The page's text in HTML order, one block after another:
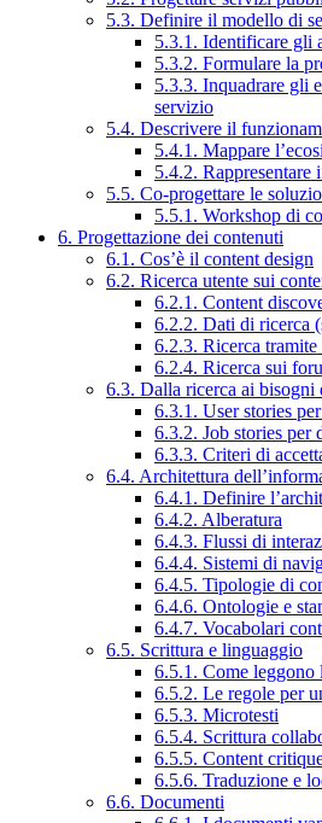
5.3. Definire il modello di
5.3.1. Identificare gli
5.3.2. Formulare la
5.3.3. Inquadrare gli
servizio
5.4. Descrivere il
5.4.1. Mappare
5.4.2.
5.5. Co-progettare le
5.5.1. Workshop di
6. Progettazione dei contenuti
6.1. Cos’è il content design
6.2. Ricerca utente sui
6.2.1. Content
6.2.2. Dati di ricerca
6.2.3. Ricerca tramite
6.2.4. Ricerca sui
6.3. Dalla ricerca ai bisogni
6.3.1. User stories
6.3.2. Job stories per
6.3.3. Criteri di
6.4. Architettura
6.4.1. Definire
6.4.2. Alberatura
6.4.3. Flussi di
6.4.4. Sistemi di
6.4.5. Tipologie di
6.4.6. Ontologie e
6.4.7. Vocabolari
6.5. Scrittura e linguaggio
6.5.1. Come leggono
6.5.2. Le regole per
6.5.3. Microtesti
6.5.4. Scrittura
6.5.5. Content
6.5.6. Traduzione e
6.6. Documenti